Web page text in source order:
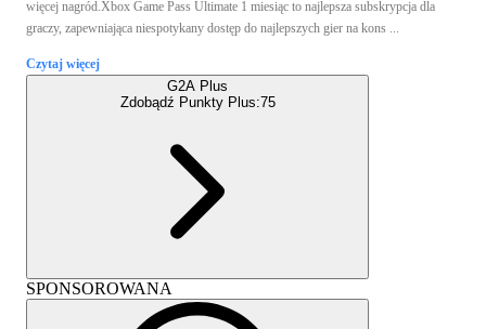
więcej nagród.Xbox Game Pass Ultimate 1 miesiąc to najlepsza subskrypcja dla
graczy, zapewniająca niespotykany dostęp do najlepszych gier na kons ...
Czytaj więcej
G2A Plus
Zdobądź Punkty Plus:75
SPONSOROWANA